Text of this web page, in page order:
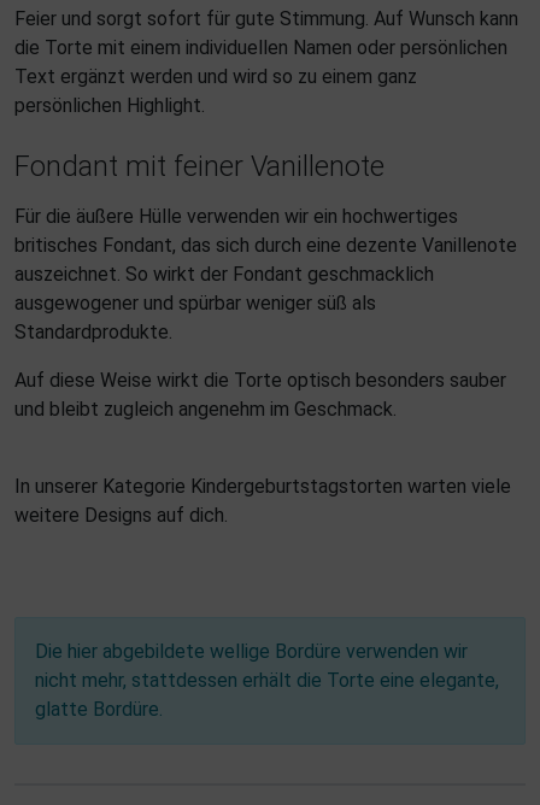
Feier und sorgt sofort für gute Stimmung. Auf Wunsch kann
die Torte mit einem individuellen Namen oder persönlichen
Text ergänzt werden und wird so zu einem ganz
persönlichen Highlight.
Fondant mit feiner Vanillenote
Für die äußere Hülle verwenden wir ein hochwertiges
britisches Fondant, das sich durch eine dezente Vanillenote
auszeichnet. So wirkt der Fondant geschmacklich
ausgewogener und spürbar weniger süß als
Standardprodukte.
Auf diese Weise wirkt die Torte optisch besonders sauber
und bleibt zugleich angenehm im Geschmack.
In unserer Kategorie Kindergeburtstagstorten warten viele
weitere Designs auf dich.
Die hier abgebildete wellige Bordüre verwenden wir
nicht mehr, stattdessen erhält die Torte eine elegante,
glatte Bordüre.